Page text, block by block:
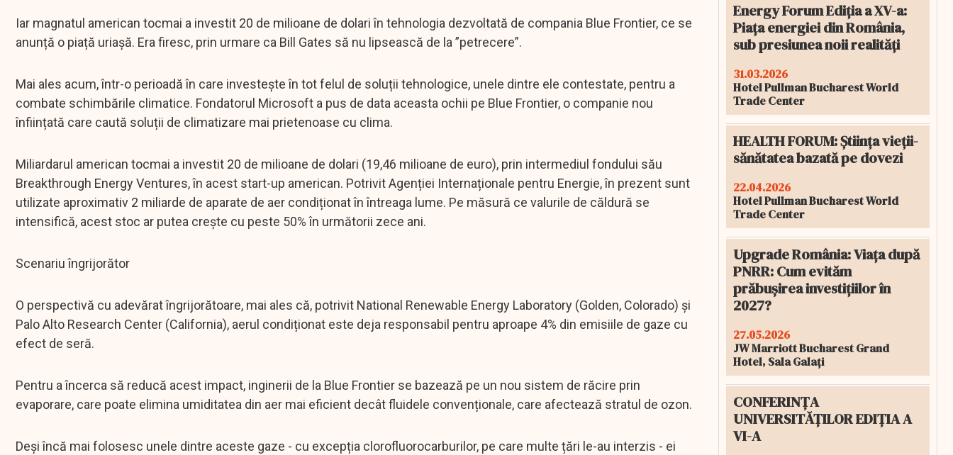
Iar magnatul american tocmai a investit 20 de milioane de dolari în tehnologia dezvoltată de compania Blue Frontier, ce se
anunță o piață uriașă. Era firesc, prin urmare ca Bill Gates să nu lipsească de la ”petrecere”.
Mai ales acum, într-o perioadă în care investește în tot felul de soluții tehnologice, unele dintre ele contestate, pentru a
combate schimbările climatice. Fondatorul Microsoft a pus de data aceasta ochii pe Blue Frontier, o companie nou
înființată care caută soluții de climatizare mai prietenoase cu clima.
Miliardarul american tocmai a investit 20 de milioane de dolari (19,46 milioane de euro), prin intermediul fondului său
Breakthrough Energy Ventures, în acest start-up american. Potrivit Agenției Internaționale pentru Energie, în prezent sunt
utilizate aproximativ 2 miliarde de aparate de aer condiționat în întreaga lume. Pe măsură ce valurile de căldură se
intensifică, acest stoc ar putea crește cu peste 50% în următorii zece ani.
Scenariu îngrijorător
O perspectivă cu adevărat îngrijorătoare, mai ales că, potrivit National Renewable Energy Laboratory (Golden, Colorado) și
Palo Alto Research Center (California), aerul condiționat este deja responsabil pentru aproape 4% din emisiile de gaze cu
efect de seră.
Pentru a încerca să reducă acest impact, inginerii de la Blue Frontier se bazează pe un nou sistem de răcire prin
evaporare, care poate elimina umiditatea din aer mai eficient decât fluidele convenționale, care afectează stratul de ozon.
Deși încă mai folosesc unele dintre aceste gaze - cu excepția clorofluorocarburilor, pe care multe țări le-au interzis - ei
Energy Forum Ediția a XV-a:
Piața energiei din România,
sub presiunea noii realități
31.03.2026
Hotel Pullman Bucharest World
Trade Center
HEALTH FORUM: Știința vieții-
sănătatea bazată pe dovezi
22.04.2026
Hotel Pullman Bucharest World
Trade Center
Upgrade România: Viața după
PNRR: Cum evităm
prăbușirea investițiilor în
2027?
27.05.2026
JW Marriott Bucharest Grand
Hotel, Sala Galați
CONFERINȚA
UNIVERSITĂȚILOR EDIȚIA A
VI-A